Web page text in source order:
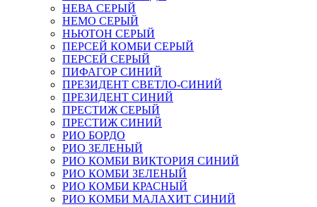
НЕВА СЕРЫЙ
НЕМО СЕРЫЙ
НЬЮТОН СЕРЫЙ
ПЕРСЕЙ КОМБИ СЕРЫЙ
ПЕРСЕЙ СЕРЫЙ
ПИФАГОР СИНИЙ
ПРЕЗИДЕНТ СВЕТЛО-СИНИЙ
ПРЕЗИДЕНТ СИНИЙ
ПРЕСТИЖ СЕРЫЙ
ПРЕСТИЖ СИНИЙ
РИО БОРДО
РИО ЗЕЛЕНЫЙ
РИО КОМБИ ВИКТОРИЯ СИНИЙ
РИО КОМБИ ЗЕЛЕНЫЙ
РИО КОМБИ КРАСНЫЙ
РИО КОМБИ МАЛАХИТ СИНИЙ